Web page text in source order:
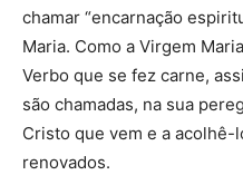
chamar “encarnação
Maria. Como a Virgem
Verbo que se fez carne,
são chamadas, na sua
Cristo que vem e a acolhê-
renovados.